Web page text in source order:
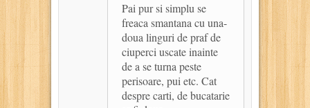
Pai pur si simplu se
freaca smantana cu una-
doua linguri de praf de
ciuperci uscate inainte
de a se turna peste
perisoare, pui etc. Cat
despre carti, de bucatarie